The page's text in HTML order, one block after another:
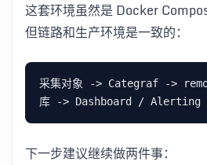
这套环境虽然是 Docker
但链路和生产环境是一致的：
采集对象 -> Categraf ->
下一步建议继续做两件事：